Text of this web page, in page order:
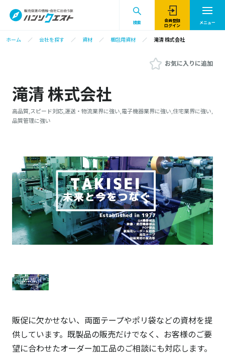
検索
会員登録
ログイン
メニュー
ホーム 会社を探す 資材 梱包用資材 滝清 株式会社
お気に入りに追加
滝清 株式会社
高品質,スピード対応,運送・物流業界に強い,電子機器業界に強い,住宅業界に強い,
品質管理に強い
販促に欠かせない、両面テープやポリ袋などの資材を提
供しています。既製品の販売だけでなく、お客様のご要
望に合わせたオーダー加工品のご相談にも対応します。